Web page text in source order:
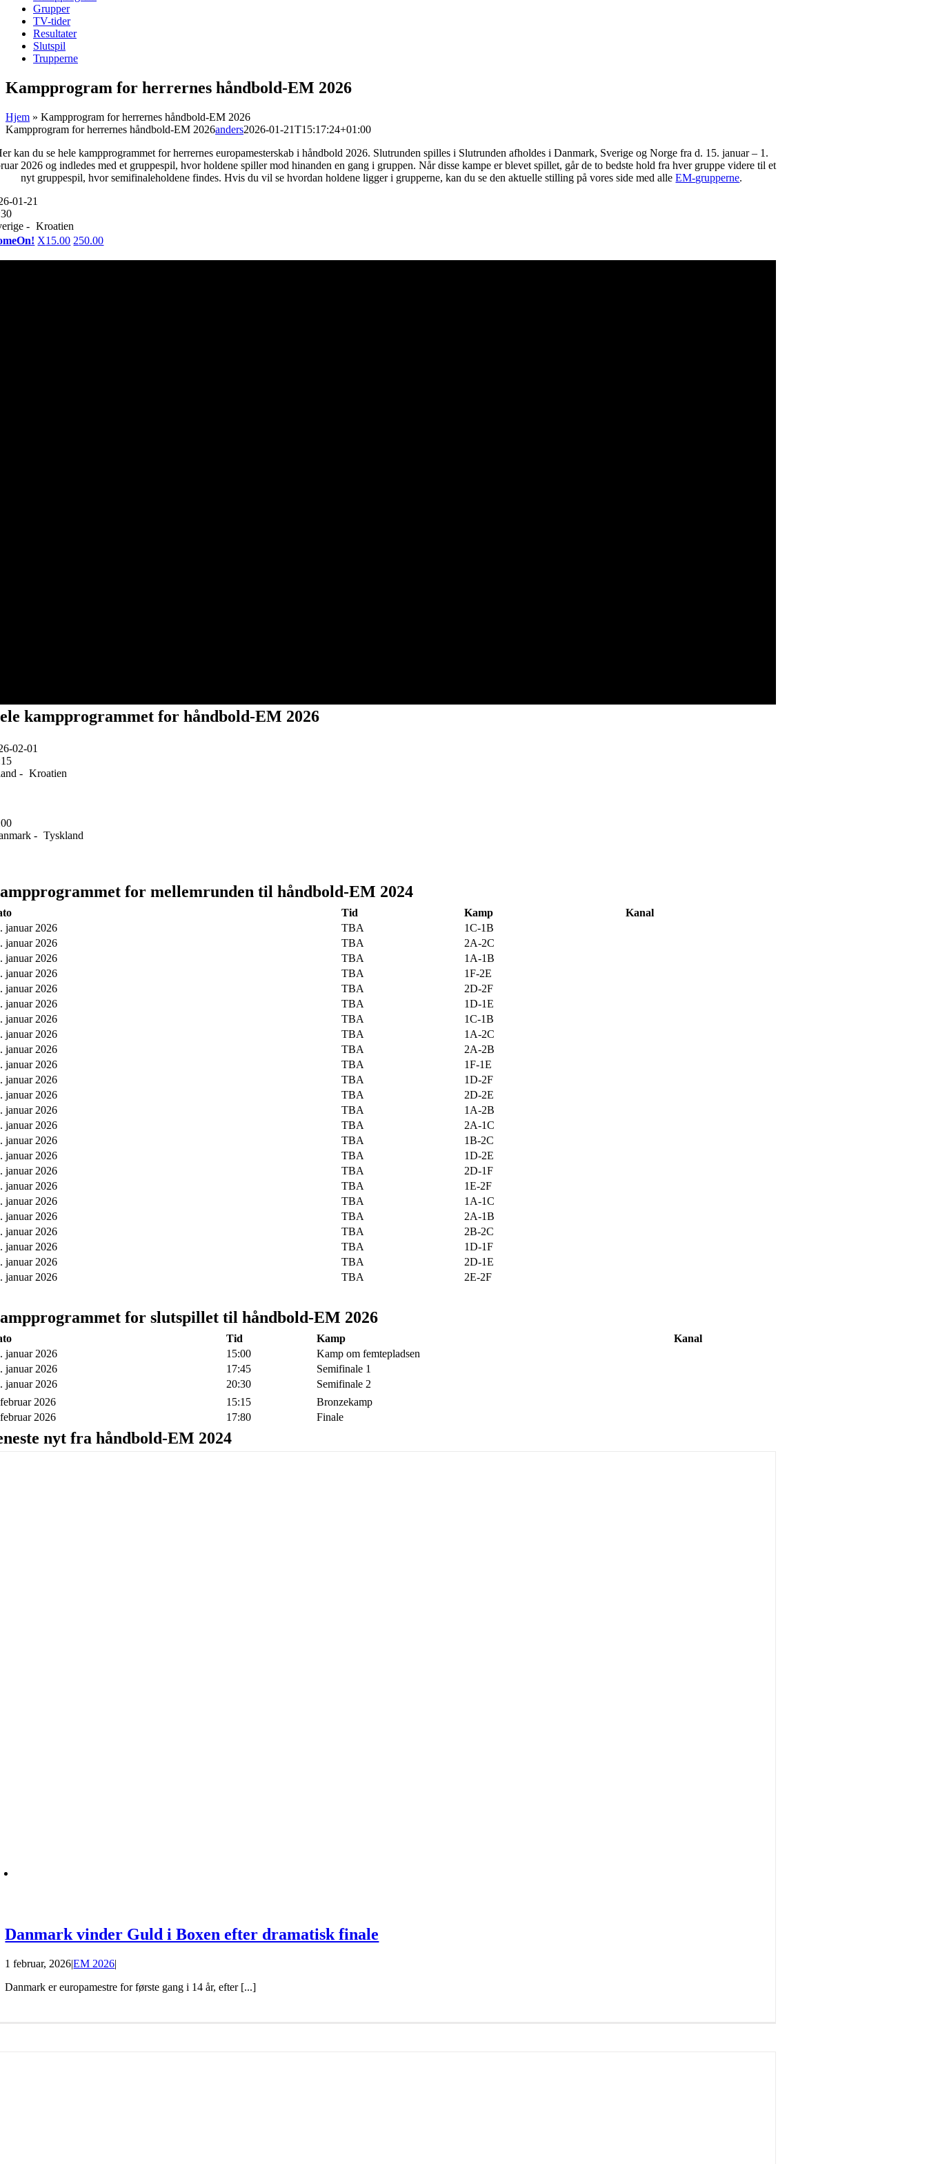
Grupper
TV-tider
Resultater
Slutspil
Trupperne
Kampprogram for herrernes håndbold-EM 2026
Hjem » Kampprogram for herrernes håndbold-EM 2026
Kampprogram for herrernes håndbold-EM 2026anders2026-01-21T15:17:24+01:00
kan du se hele kampprogrammet for herrernes europamesterskab i håndbold 2026. Slutrunden spilles i Slutrunden afholdes i Danmark, Sverige og Norge fra d. 15. januar – 1.
2026 og indledes med et gruppespil, hvor holdene spiller mod hinanden en gang i gruppen. Når disse kampe er blevet spillet, går de to bedste hold fra hver gruppe videre til et
nyt gruppespil, hvor semifinaleholdene findes. Hvis du vil se hvordan holdene ligger i grupperne, kan du se den aktuelle stilling på vores side med alleEM-grupperne.
01-21
- Kroatien
X15.00 250.00
kampprogrammet for håndbold-EM 2026
02-01
- Kroatien
- Tyskland
for mellemrunden til håndbold-EM 2024
Tid Kamp
Kanal
januar 2026
TBA
1C-1B
januar 2026
TBA
2A-2C
januar 2026
TBA
1A-1B
januar 2026
TBA
1F-2E
januar 2026
TBA
2D-2F
januar 2026
TBA
1D-1E
januar 2026
TBA
1C-1B
januar 2026
TBA
1A-2C
januar 2026
TBA
2A-2B
januar 2026
TBA
1F-1E
januar 2026
TBA
1D-2F
januar 2026
TBA
2D-2E
januar 2026
TBA
1A-2B
januar 2026
TBA
2A-1C
januar 2026
TBA
1B-2C
januar 2026
TBA
1D-2E
januar 2026
TBA
2D-1F
januar 2026
TBA
1E-2F
januar 2026
TBA
1A-1C
januar 2026
TBA
2A-1B
januar 2026
TBA
2B-2C
januar 2026
TBA
1D-1F
januar 2026
TBA
2D-1E
januar 2026
TBA 2E-2F
for slutspillet til håndbold-EM 2026
Tid Kamp
Kanal
januar 2026
15:00
Kamp om femtepladsen
januar 2026
17:45
Semifinale 1
januar 2026
20:30
Semifinale 2
2026
15:15
Bronzekamp
2026
17:80 Finale
nyt fra håndbold-EM 2024
Danmark vinder Guld i Boxen efter dramatisk finale
1 februar, 2026|EM 2026|
Danmark er europamestre for første gang i 14 år, efter [...]